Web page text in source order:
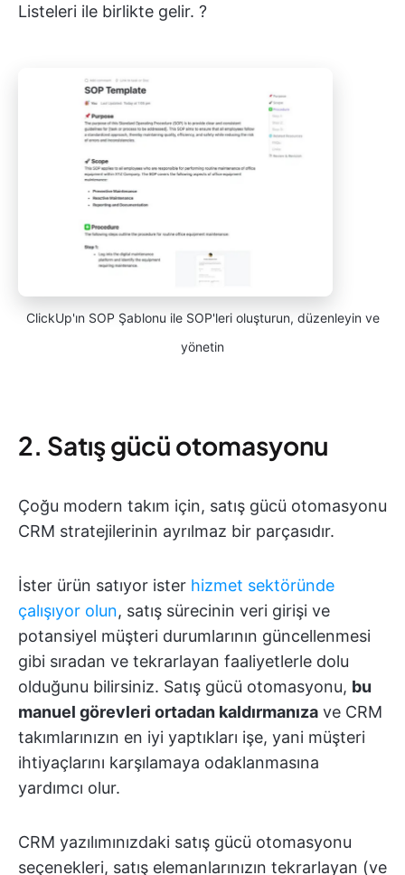
Listeleri ile birlikte gelir. ?
ClickUp'ın SOP Şablonu ile SOP'leri oluşturun, düzenleyin ve
yönetin
2. Satış gücü otomasyonu
Çoğu modern takım için, satış gücü otomasyonu
CRM stratejilerinin ayrılmaz bir parçasıdır.
İster ürün satıyor ister hizmet sektöründe
çalışıyor olun, satış sürecinin veri girişi ve
potansiyel müşteri durumlarının güncellenmesi
gibi sıradan ve tekrarlayan faaliyetlerle dolu
olduğunu bilirsiniz. Satış gücü otomasyonu, bu
manuel görevleri ortadan kaldırmanıza ve CRM
takımlarınızın en iyi yaptıkları işe, yani müşteri
ihtiyaçlarını karşılamaya odaklanmasına
yardımcı olur.
CRM yazılımınızdaki satış gücü otomasyonu
seçenekleri, satış elemanlarınızın tekrarlayan (ve